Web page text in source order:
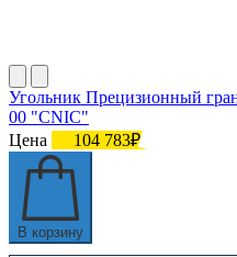
Угольник Прецизионный
00 "CNIC"
Цена
104 783₽
В корзину